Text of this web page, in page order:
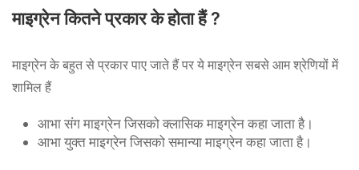
माइग्रेन कितने प्रकार के होता हैं ?
माइग्रेन के बहुत से प्रकार पाए जाते हैं पर ये माइग्रेन सबसे आम श्रेणियों में
शामिल हैं
आभा संग माइग्रेन जिसको क्लासिक माइग्रेन कहा जाता है।
आभा युक्त माइग्रेन जिसको समान्या माइग्रेन कहा जाता है।